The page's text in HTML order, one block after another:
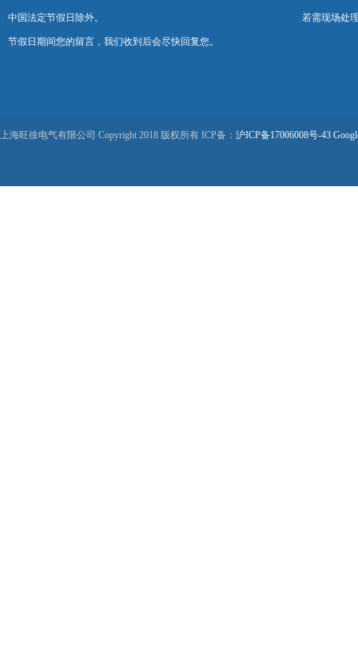
中国法定节假日除外。
节假日期间您的留言，我们收到后会尽快回复您。
若需现场处
上海旺徐电气有限公司 Copyright 2018 版权所有 ICP备： 沪ICP备17006008号-43